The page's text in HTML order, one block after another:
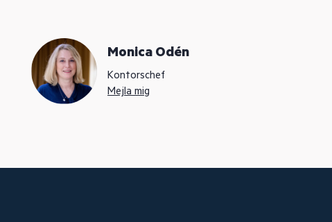
Monica Odén
Kontorschef
Mejla mig